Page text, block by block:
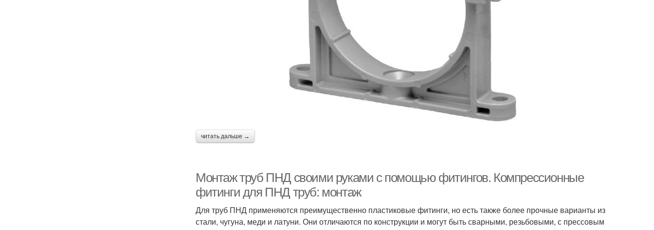
читать дальше →
Монтаж труб ПНД своими руками с помощью фитингов. Компрессионные
фитинги для ПНД труб: монтаж
Для труб ПНД применяются преимущественно пластиковые фитинги, но есть также более прочные варианты из
стали, чугуна, меди и латуни. Они отличаются по конструкции и могут быть сварными, резьбовыми, с прессовым